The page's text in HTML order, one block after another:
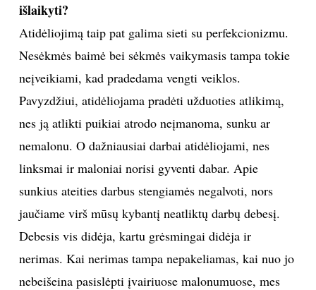
išlaikyti?
Atidėliojimą taip pat galima sieti su perfekcionizmu.
Nesėkmės baimė bei sėkmės vaikymasis tampa tokie
neįveikiami, kad pradedama vengti veiklos.
Pavyzdžiui, atidėliojama pradėti užduoties atlikimą,
nes ją atlikti puikiai atrodo neįmanoma, sunku ar
nemalonu. O dažniausiai darbai atidėliojami, nes
linksmai ir maloniai norisi gyventi dabar. Apie
sunkius ateities darbus stengiamės negalvoti, nors
jaučiame virš mūsų kybantį neatliktų darbų debesį.
Debesis vis didėja, kartu grėsmingai didėja ir
nerimas. Kai nerimas tampa nepakeliamas, kai nuo jo
nebeišeina pasislėpti įvairiuose malonumuose, mes